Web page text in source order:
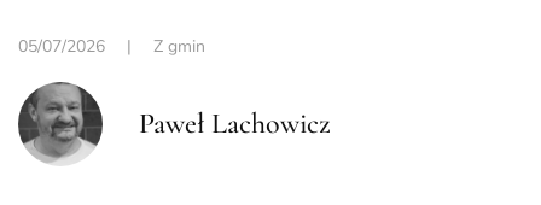
05/07/2026 | Z gmin
Paweł Lachowicz